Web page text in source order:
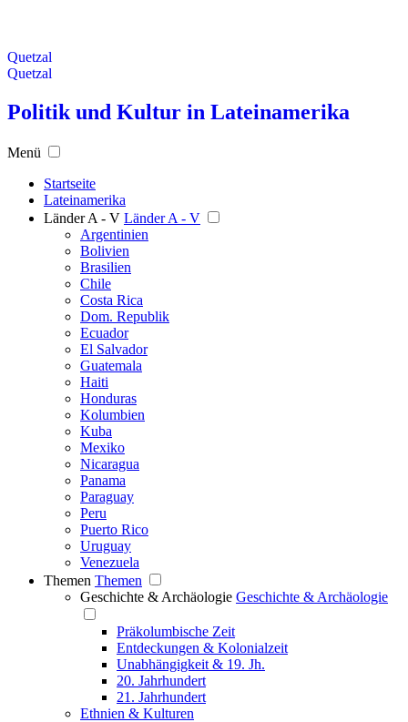
Quetzal
Quetzal
Politik und Kultur in Lateinamerika
Menü
Startseite
Lateinamerika
Länder A - V Länder A - V
Argentinien
Bolivien
Brasilien
Chile
Costa Rica
Dom. Republik
Ecuador
El Salvador
Guatemala
Haiti
Honduras
Kolumbien
Kuba
Mexiko
Nicaragua
Panama
Paraguay
Peru
Puerto Rico
Uruguay
Venezuela
Themen Themen
Geschichte & Archäologie Geschichte & Archäologie
Präkolumbische Zeit
Entdeckungen & Kolonialzeit
Unabhängigkeit & 19. Jh.
20. Jahrhundert
21. Jahrhundert
Ethnien & Kulturen